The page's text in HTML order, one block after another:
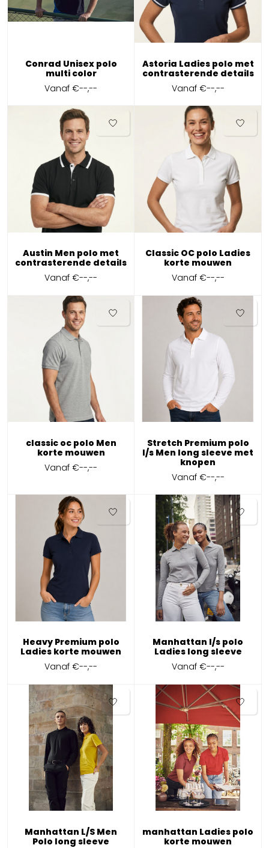
Conrad Unisex polo
multi color
Vanaf€--,--
Astoria Ladies polo met
contrasterende details
Vanaf €--,--
Austin Men polo met
contrasterende details
Vanaf€--,--
Classic OC polo Ladies
korte mouwen
Vanaf €--,--
classic oc polo Men
korte mouwen
Vanaf€--,--
Stretch Premium polo
l/s Men long sleeve met
knopen
Vanaf €--,--
Heavy Premium polo
Ladies korte mouwen
Vanaf€--,--
Manhattan l/s polo
Ladies long sleeve
Vanaf €--,--
Manhattan L/S Men
Polo long sleeve
manhattan Ladies polo
korte mouwen